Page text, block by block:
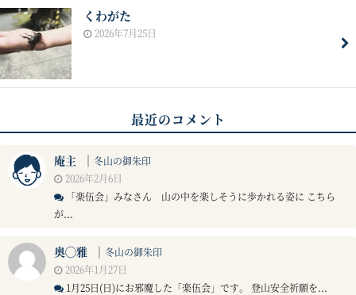
くわがた
2026年7月25日
最近のコメント
庵主 ｜ 冬山の御朱印
2026年2月6日
「楽伍会」みなさん 山の中を楽しそうに歩かれる姿に こちら
が...
奥◯雅 ｜ 冬山の御朱印
2026年1月27日
1月25日(日)にお邪魔した「楽伍会」です。 登山安全祈願を...